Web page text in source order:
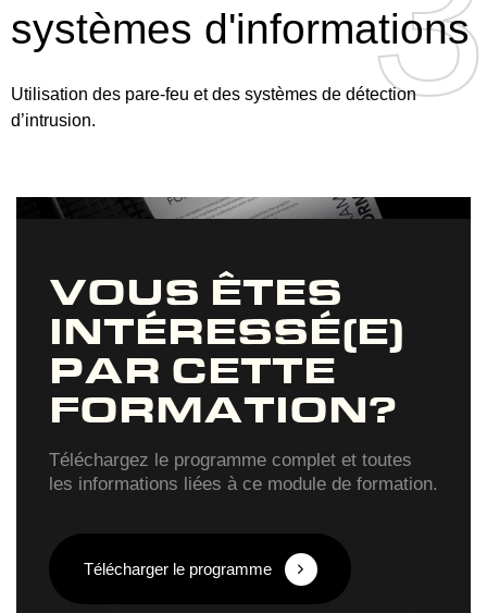
systèmes d'informations
Utilisation des pare-feu et des systèmes de détection
d’intrusion.
VOUS ÊTES
INTÉRESSÉ(E)
PAR CETTE
FORMATION?
Téléchargez le programme complet et toutes
les informations liées à ce module de formation.
Télécharger le programme